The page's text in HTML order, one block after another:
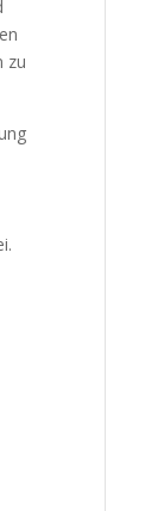
zu